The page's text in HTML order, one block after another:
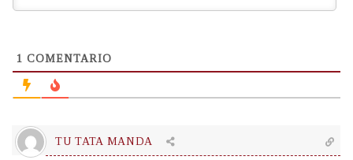
1 COMENTARIO
TU TATA MANDA